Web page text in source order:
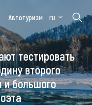
Алтайская
зимовка
Автотуризм ru
тестировать
второго
и большого